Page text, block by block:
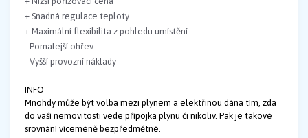
+ Snadná regulace teploty
+ Maximální flexibilita z pohledu umístění
- Pomalejší ohřev
- Vyšší provozní náklady
INFO
Mnohdy může být volba mezi plynem a elektřinou dána tím, zda
do vaší nemovitosti vede přípojka plynu či nikoliv. Pak je takové
srovnání víceméně bezpředmětné.